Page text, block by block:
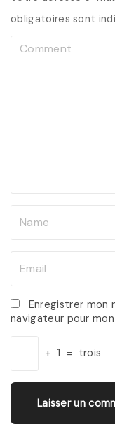
obligatoires sont
*
a
i
Enregistrer mon
navigateur pour
+ 1 = trois